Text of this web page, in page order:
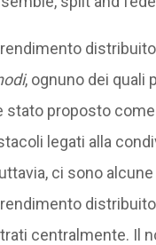
, ognuno dei quali
stato proposto
legati alla
ci sono alcune
centralmente. Il